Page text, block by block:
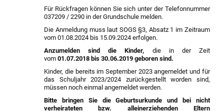
Für Rückfragen können Sie sich unter der Telefonnummer
037209 / 2290 in der Grundschule melden.
Die Anmeldung muss laut SOGS §3, Absatz 1 im Zeitraum
vom 01.08.2024 bis 15.09.2024 erfolgen.
Anzumelden sind die Kinder,
die in der Zeit
vom 01.07.2018 bis 30.06.2019 geboren sind.
Kinder, die bereits im September 2023 angemeldet und für
das Schuljahr 2023/2024 zurückgestellt worden sind,
müssen noch einmal angemeldet werden.
Bitte bringen Sie die
Geburtsurkunde
und bei nicht
verheirateten bzw. alleinerziehenden Eltern